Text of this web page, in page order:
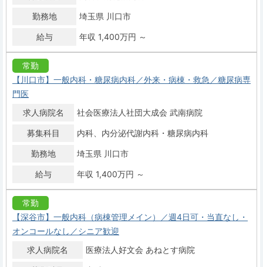
勤務地 埼玉県 川口市
給与 年収 1,400万円 ～
常勤
【川口市】一般内科・糖尿病内科／外来・病棟・救急／糖尿病専
門医
求人病院名
社会医療法人社団大成会 武南病院
募集科目 内科 内分泌代謝内科・糖尿病内科
勤務地 埼玉県 川口市
給与 年収 1,400万円 ～
常勤
【深谷市】一般内科（病棟管理メイン）／週4日可・当直なし・
オンコールなし／シニア歓迎
求人病院名
医療法人好文会 あねとす病院